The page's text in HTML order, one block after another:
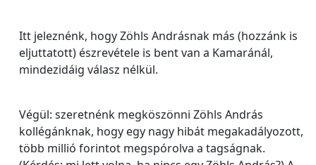
Itt jeleznénk, hogy Zöhls Andrásnak más (hozzánk is
eljuttatott) észrevétele is bent van a Kamaránál,
mindezidáig válasz nélkül.
Végül: szeretnénk megköszönni Zöhls András
kollégánknak, hogy egy nagy hibát megakadályozott,
több millió forintot megspórolva a tagságnak.